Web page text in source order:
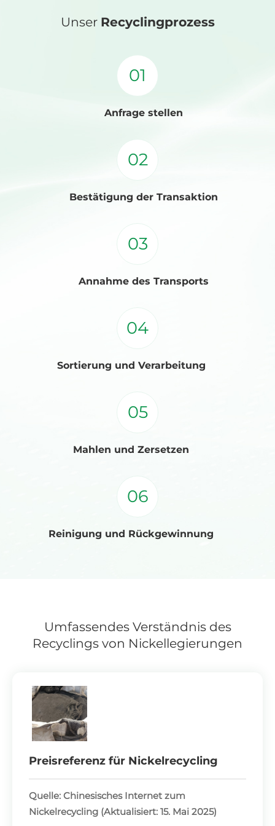
Unser Recyclingprozess
01
Anfrage stellen
02
Bestätigung der Transaktion
03
Annahme des Transports
04
Sortierung und Verarbeitung
05
Mahlen und Zersetzen
06
Reinigung und Rückgewinnung
Umfassendes Verständnis des
Recyclings von Nickellegierungen
Preisreferenz für Nickelrecycling
Quelle: Chinesisches Internet zum
Nickelrecycling (Aktualisiert: 15. Mai 2025)